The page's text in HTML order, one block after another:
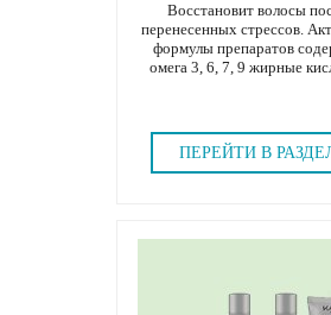
Восстановит волосы
перенесенных стрессов.
формулы препаратов
омега 3, 6, 7, 9 жирные
ПЕРЕЙТИ В